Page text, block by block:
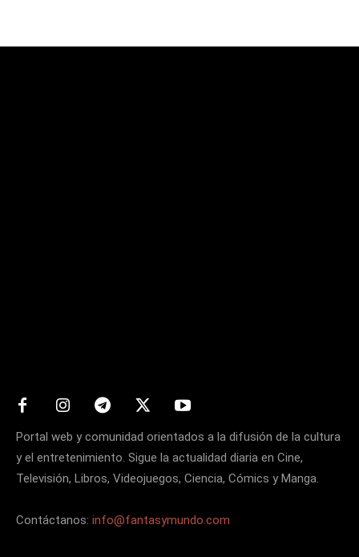
Portal web y comunidad orientados a la difusión de la cultura
y el entretenimiento. Sigue la actualidad diaria en Cine,
Televisión, Libros, Videojuegos, Ciencia, Cómics y Manga.
Contáctanos: info@fantasymundo.com